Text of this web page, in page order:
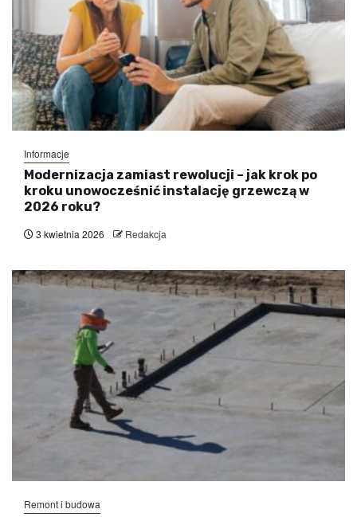
Informacje
Modernizacja zamiast rewolucji – jak krok po
kroku unowocześnić instalację grzewczą w
2026 roku?
3 kwietnia 2026 Redakcja
Remont i budowa